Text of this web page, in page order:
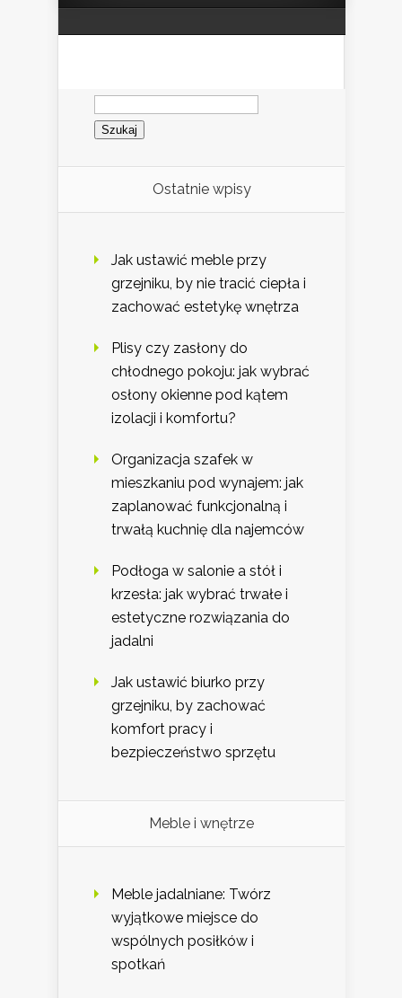
Szukaj:
Ostatnie wpisy
Jak ustawić meble przy
grzejniku, by nie tracić ciepła i
zachować estetykę wnętrza
Plisy czy zasłony do
chłodnego pokoju: jak wybrać
osłony okienne pod kątem
izolacji i komfortu?
Organizacja szafek w
mieszkaniu pod wynajem: jak
zaplanować funkcjonalną i
trwałą kuchnię dla najemców
Podłoga w salonie a stół i
krzesła: jak wybrać trwałe i
estetyczne rozwiązania do
jadalni
Jak ustawić biurko przy
grzejniku, by zachować
komfort pracy i
bezpieczeństwo sprzętu
Meble i wnętrze
Meble jadalniane: Twórz
wyjątkowe miejsce do
wspólnych posiłków i
spotkań